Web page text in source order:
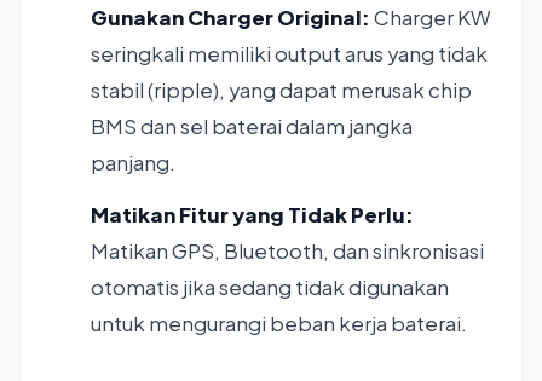
Gunakan Charger Original: Charger KW
seringkali memiliki output arus yang tidak
stabil (ripple), yang dapat merusak chip
BMS dan sel baterai dalam jangka
panjang.
Matikan Fitur yang Tidak Perlu:
Matikan GPS, Bluetooth, dan sinkronisasi
otomatis jika sedang tidak digunakan
untuk mengurangi beban kerja baterai.